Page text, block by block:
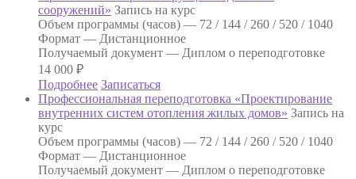
сооружений» Запись на курс
Объем программы (часов) — 72 / 144 / 260 / 520 / 1040
Формат — Дистанционное
Получаемый документ — Диплом о переподготовке
14 000 ₽
Подробнее Записаться
Профессиональная переподготовка «Проектирование
внутренних систем отопления жилых домов» Запись на
курс
Объем программы (часов) — 72 / 144 / 260 / 520 / 1040
Формат — Дистанционное
Получаемый документ — Диплом о переподготовке